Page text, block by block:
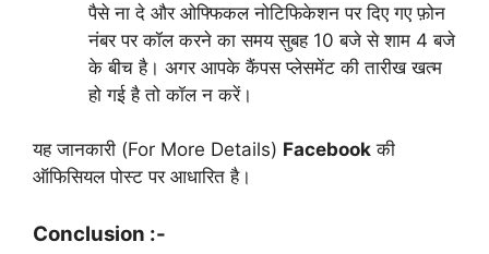
पैसे ना दे और ओफ्फिकल नोटिफिकेशन पर दिए गए फ़ोन
नंबर पर कॉल करने का समय सुबह 10 बजे से शाम 4 बजे
के बीच है। अगर आपके कैंपस प्लेसमेंट की तारीख खत्म
हो गई है तो कॉल न करें।
यह जानकारी (For More Details) Facebook की
ऑफिसियल पोस्ट पर आधारित है।
Conclusion :-